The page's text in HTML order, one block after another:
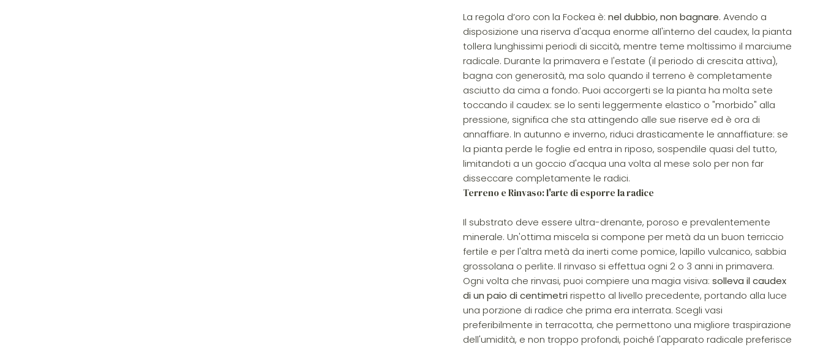
La regola d’oro con la Fockea è: nel dubbio, non bagnare. Avendo a
disposizione una riserva d'acqua enorme all'interno del caudex, la pianta
tollera lunghissimi periodi di siccità, mentre teme moltissimo il marciume
radicale. Durante la primavera e l'estate (il periodo di crescita attiva),
bagna con generosità, ma solo quando il terreno è completamente
asciutto da cima a fondo. Puoi accorgerti se la pianta ha molta sete
toccando il caudex: se lo senti leggermente elastico o "morbido" alla
pressione, significa che sta attingendo alle sue riserve ed è ora di
annaffiare. In autunno e inverno, riduci drasticamente le annaffiature: se
la pianta perde le foglie ed entra in riposo, sospendile quasi del tutto,
limitandoti a un goccio d'acqua una volta al mese solo per non far
disseccare completamente le radici.
Terreno e Rinvaso: l'arte di esporre la radice
Il substrato deve essere ultra-drenante, poroso e prevalentemente
minerale. Un'ottima miscela si compone per metà da un buon terriccio
fertile e per l'altra metà da inerti come pomice, lapillo vulcanico, sabbia
grossolana o perlite. Il rinvaso si effettua ogni 2 o 3 anni in primavera.
Ogni volta che rinvasi, puoi compiere una magia visiva: solleva il caudex
di un paio di centimetri rispetto al livello precedente, portando alla luce
una porzione di radice che prima era interrata. Scegli vasi
preferibilmente in terracotta, che permettono una migliore traspirazione
dell'umidità, e non troppo profondi, poiché l'apparato radicale preferisce